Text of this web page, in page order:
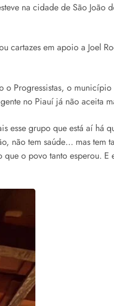
na cidade de São
cartazes em apoio a Joel
o Progressistas, o
no Piauí já não aceita
esse grupo que está aí há
não tem saúde… mas
o povo tanto esperou.